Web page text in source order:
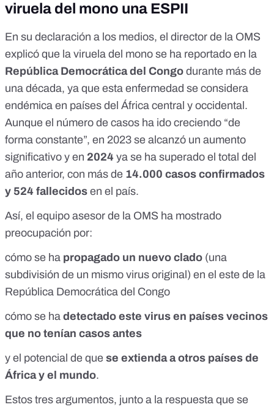
viruela del mono una ESPII
En su declaración a los medios, el director de la OMS
explicó que la viruela del mono se ha reportado en la
República Democrática del Congo durante más de
una década, ya que esta enfermedad se considera
endémica en países del África central y occidental.
Aunque el número de casos ha ido creciendo “de
forma constante”, en 2023 se alcanzó un aumento
significativo y en 2024 ya se ha superado el total del
año anterior, con más de 14.000 casos confirmados
y 524 fallecidos en el país.
Así, el equipo asesor de la OMS ha mostrado
preocupación por:
cómo se ha propagado un nuevo clado (una
subdivisión de un mismo virus original ) en el este de la
República Democrática del Congo
cómo se ha detectado este virus en países vecinos
que no tenían casos antes
y el potencial de que se extienda a otros países de
África y el mundo.
Estos tres argumentos, junto a la respuesta que se